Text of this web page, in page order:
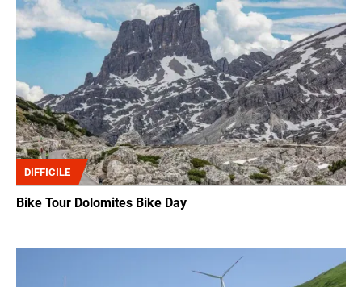
Immagine
DIFFICILE
Bike Tour Dolomites Bike Day